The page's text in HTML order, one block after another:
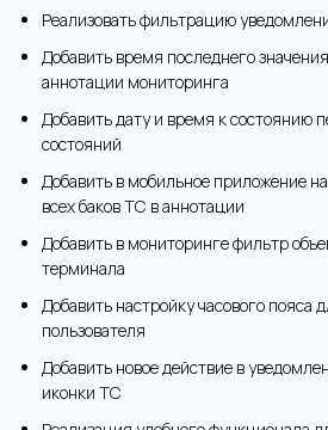
Реализовать фильтрацию
Добавить время последнего
аннотации мониторинга
Добавить дату и время к состоянию
состояний
Добавить в мобильное приложение
всех баков ТС в аннотации
Добавить в мониторинге фильтр
терминала
Добавить настройку часового пояса
пользователя
Добавить новое действие в
иконки ТС